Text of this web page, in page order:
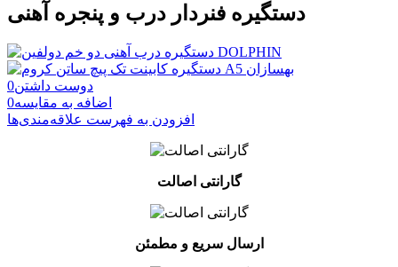
دستگیره فنردار درب و پنجره آهنی
دوست داشتن0
اضافه به مقایسه0
افزودن به فهرست علاقه‌مندی‌ها
گارانتی اصالت
ارسال سریع و مطمئن